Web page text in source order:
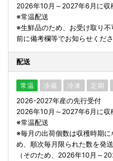
2026年10月～2027年6月に収
※常温配送
※生鮮品のため、お受け取り
前に備考欄等でお知らせくださ
配送
常温 冷蔵 冷凍 定期
2026-2027年産の先行受付
2026年10月～2027年6月に収
※常温配送
※毎月の出荷個数は収穫時期
め、順次毎月限られた数を発送
（そのため、2026年10月～